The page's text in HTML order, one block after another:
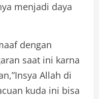
menjadi daya
dengan
saat ini karna
Allah di
kuda ini bisa